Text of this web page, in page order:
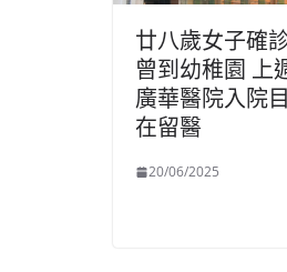
廿八歲女子確
曾到幼稚園 上
廣華醫院入院
在留醫
20/06/2025